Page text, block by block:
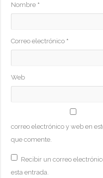
Nombre *
Correo electrónico *
Web
correo electrónico y web en
que comente.
Recibir un correo
esta entrada.